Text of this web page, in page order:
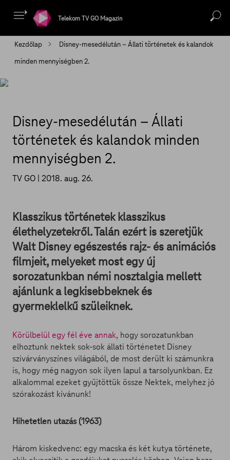
Telekom TV GO Magazin
Kezdőlap
Disney-mesedélután – Állati történetek és kalandok
minden mennyiségben 2.
Disney-mesedélután – Állati
történetek és kalandok minden
mennyiségben 2.
TV GO | 2018. aug. 26.
Klasszikus történetek klasszikus
élethelyzetekről. Talán ezért is szeretjük
Walt Disney egészestés rajz- és animációs
filmjeit, melyeket most egy új
sorozatunkban némi nosztalgia mellett
ajánlunk a legkisebbeknek és
gyermeklelkű szüleiknek.
Körülbelül egy fél éve annak, hogy sorozatunkban
elhoztunk nektek sok-sok állati történetet Disney
szivárványszínes világából, de most derült ki számunkra
is, hogy még nagyon sok ilyen lapul a tarsolyunkban. Ez
alkalommal ezeket gyűjtöttük össze Nektek, melyhez jó
szórakozást kívánunk!
Hihetetlen utazás (1963)
Három kiskedvenc: egy macska és két kutya története,